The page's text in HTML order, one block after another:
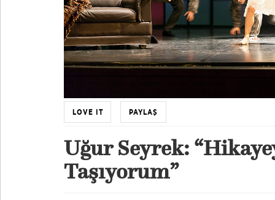
LOVE IT PAYLAŞ
Uğur Seyrek:
Taşıyorum”